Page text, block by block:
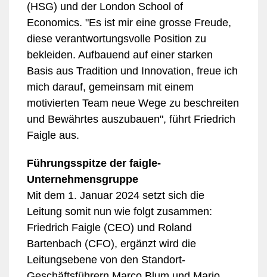
(HSG) und der London School of
Economics. "Es ist mir eine grosse Freude,
diese verantwortungsvolle Position zu
bekleiden. Aufbauend auf einer starken
Basis aus Tradition und Innovation, freue ich
mich darauf, gemeinsam mit einem
motivierten Team neue Wege zu beschreiten
und Bewährtes auszubauen", führt Friedrich
Faigle aus.
Führungsspitze der faigle-
Unternehmensgruppe
Mit dem 1. Januar 2024 setzt sich die
Leitung somit nun wie folgt zusammen:
Friedrich Faigle (CEO) und Roland
Bartenbach (CFO), ergänzt wird die
Leitungsebene von den Standort-